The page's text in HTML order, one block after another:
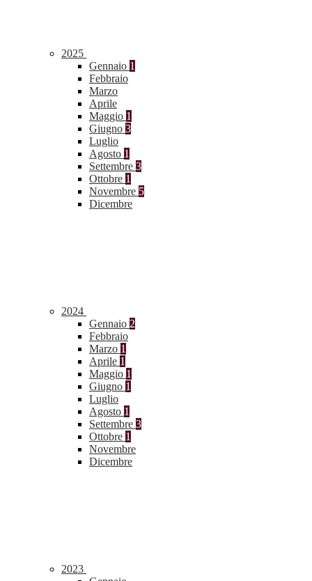
2025
Gennaio 1
Febbraio
Marzo
Aprile
Maggio 1
Giugno 3
Luglio
Agosto 1
Settembre 3
Ottobre 1
Novembre 5
Dicembre
2024
Gennaio 2
Febbraio
Marzo 1
Aprile 1
Maggio 1
Giugno 1
Luglio
Agosto 1
Settembre 3
Ottobre 1
Novembre
Dicembre
2023